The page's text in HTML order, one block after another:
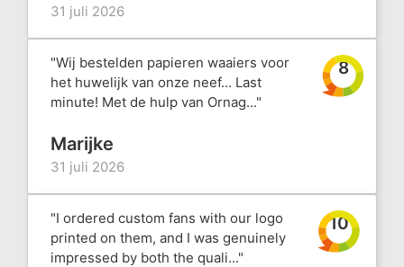
31 juli 2026
"Wij bestelden papieren waaiers voor
het huwelijk van onze neef... Last
minute! Met de hulp van Ornag..."
8
Marijke
31 juli 2026
"I ordered custom fans with our logo
printed on them, and I was genuinely
impressed by both the quali..."
10